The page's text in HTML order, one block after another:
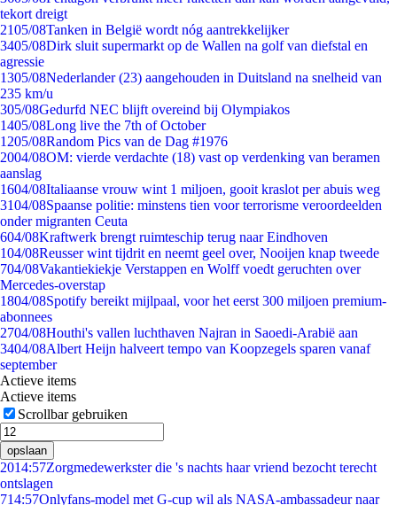
tekort dreigt
2105/08Tanken in België wordt nóg aantrekkelijker
3405/08Dirk sluit supermarkt op de Wallen na golf van diefstal en
agressie
1305/08Nederlander (23) aangehouden in Duitsland na snelheid van
235 km/u
305/08Gedurfd NEC blijft overeind bij Olympiakos
1405/08Long live the 7th of October
1205/08Random Pics van de Dag #1976
2004/08OM: vierde verdachte (18) vast op verdenking van beramen
aanslag
1604/08Italiaanse vrouw wint 1 miljoen, gooit kraslot per abuis weg
3104/08Spaanse politie: minstens tien voor terrorisme veroordeelden
onder migranten Ceuta
604/08Kraftwerk brengt ruimteschip terug naar Eindhoven
104/08Reusser wint tijdrit en neemt geel over, Nooijen knap tweede
704/08Vakantiekiekje Verstappen en Wolff voedt geruchten over
Mercedes-overstap
1804/08Spotify bereikt mijlpaal, voor het eerst 300 miljoen premium-
abonnees
2704/08Houthi's vallen luchthaven Najran in Saoedi-Arabië aan
3404/08Albert Heijn halveert tempo van Koopzegels sparen vanaf
september
Actieve items
Actieve items
Scrollbar gebruiken
opslaan
2014:57Zorgmedewerkster die 's nachts haar vriend bezocht terecht
ontslagen
714:57Onlyfans-model met G-cup wil als NASA-ambassadeur naar